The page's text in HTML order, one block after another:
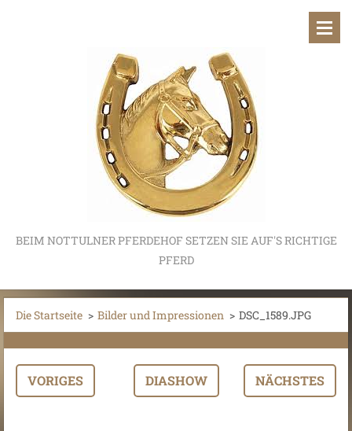
BEIM NOTTULNER PFERDEHOF SETZEN SIE AUF'S RICHTIGE
PFERD
Die Startseite > Bilder und Impressionen > DSC_1589.JPG
VORIGES DIASHOW NÄCHSTES